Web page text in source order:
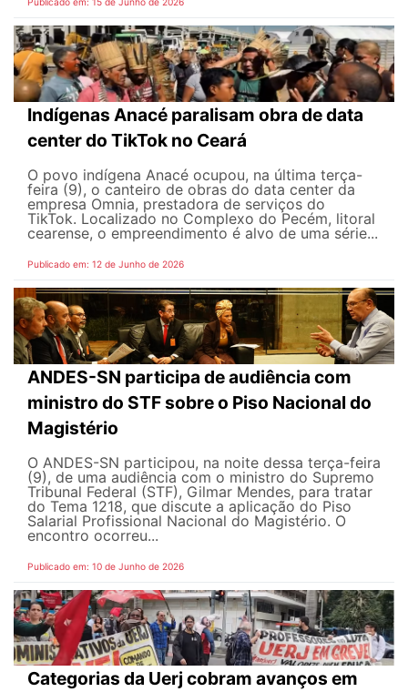
Indígenas Anacé paralisam obra de data
center do TikTok no Ceará
O povo indígena Anacé ocupou, na última terça-
feira (9), o canteiro de obras do data center da
empresa Omnia, prestadora de serviços do
TikTok. Localizado no Complexo do Pecém, litoral
cearense, o empreendimento é alvo de uma série...
Publicado em: 12 de Junho de 2026
ANDES-SN participa de audiência com
ministro do STF sobre o Piso Nacional do
Magistério
O ANDES-SN participou, na noite dessa terça-feira
(9), de uma audiência com o ministro do Supremo
Tribunal Federal (STF), Gilmar Mendes, para tratar
do Tema 1218, que discute a aplicação do Piso
Salarial Profissional Nacional do Magistério. O
encontro ocorreu...
Publicado em: 10 de Junho de 2026
Categorias da Uerj cobram avanços em